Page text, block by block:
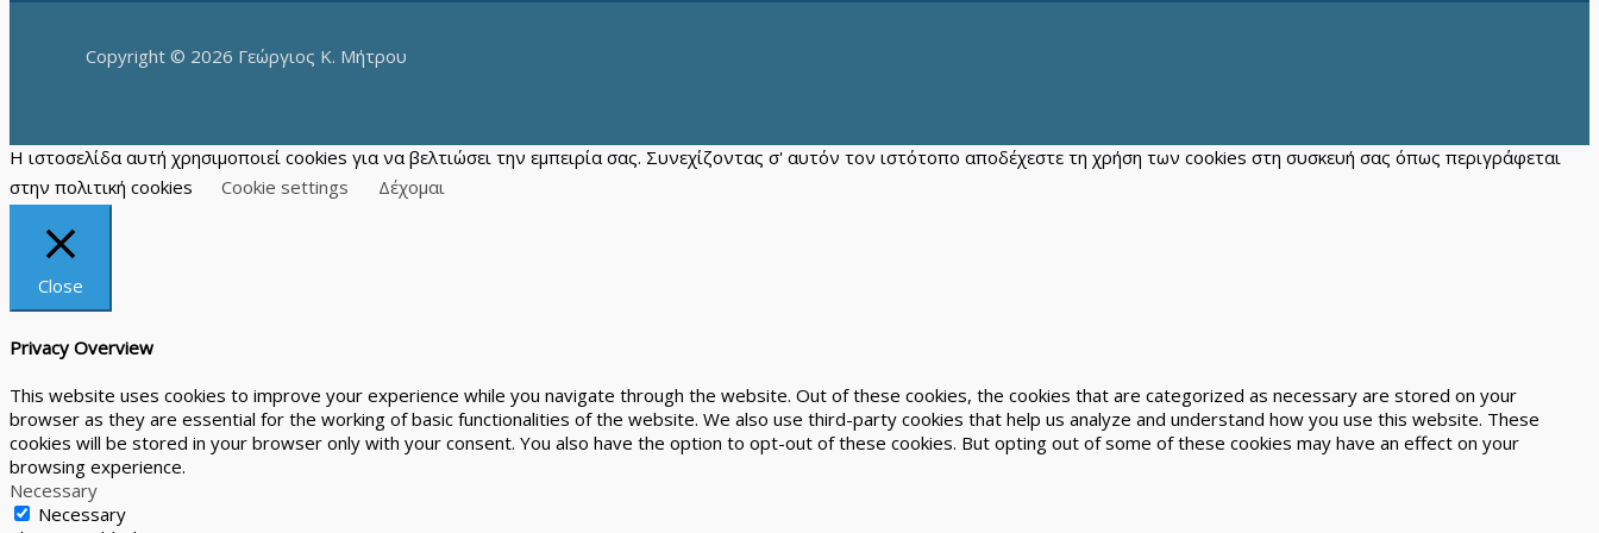
Copyright © 2026 Γεώργιος Κ. Μήτρου
Η ιστοσελίδα αυτή χρησιμοποιεί cookies για να βελτιώσει την εμπειρία σας. Συνεχίζοντας σ' αυτόν τον ιστότοπο αποδέχεστε τη χρήση των cookies στη συσκευή σας όπως περιγράφεται
στην πολιτική cookies
Cookie settings Δέχομαι
Close
Privacy Overview
This website uses cookies to improve your experience while you navigate through the website. Out of these cookies, the cookies that are categorized as necessary are stored on your
browser as they are essential for the working of basic functionalities of the website. We also use third-party cookies that help us analyze and understand how you use this website. These
cookies will be stored in your browser only with your consent. You also have the option to opt-out of these cookies. But opting out of some of these cookies may have an effect on your
browsing experience.
Necessary
Necessary